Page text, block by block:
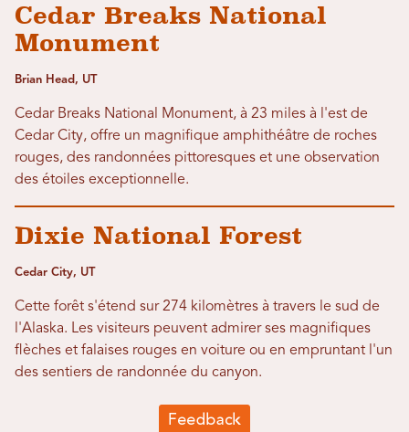
Cedar Breaks National
Monument
Brian Head, UT
Cedar Breaks National Monument, à 23 miles à l'est de
Cedar City, offre un magnifique amphithéâtre de roches
rouges, des randonnées pittoresques et une observation
des étoiles exceptionnelle.
Dixie National Forest
Cedar City, UT
Cette forêt s'étend sur 274 kilomètres à travers le sud de
l'Alaska. Les visiteurs peuvent admirer ses magnifiques
flèches et falaises rouges en voiture ou en empruntant l'un
des sentiers de randonnée du canyon.